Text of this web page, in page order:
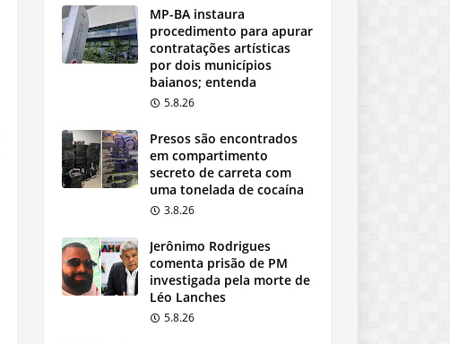
MP-BA instaura
procedimento para apurar
contratações artísticas
por dois municípios
baianos; entenda
5.8.26
Presos são encontrados
em compartimento
secreto de carreta com
uma tonelada de cocaína
3.8.26
Jerônimo Rodrigues
comenta prisão de PM
investigada pela morte de
Léo Lanches
5.8.26